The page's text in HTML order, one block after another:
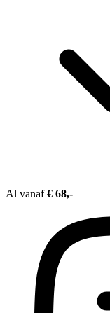
Al vanaf€ 68,-